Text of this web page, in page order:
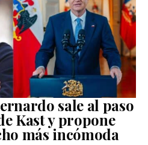
sale al paso
Kast y propone
más incómoda